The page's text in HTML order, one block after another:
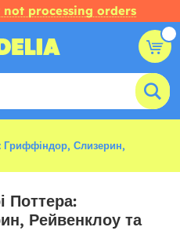
processing orders
Гриффіндор, Слизерин,
Поттера:
Рейвенклоу та